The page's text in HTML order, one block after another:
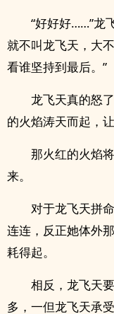
“好好好……”龙
就不叫龙飞天，大
看谁坚持到最后。”
龙飞天真的怒
的火焰涛天而起，
那火红的火焰
来。
对于龙飞天拼
连连，反正她体外
耗得起。
相反，龙飞天
多，一但龙飞天承